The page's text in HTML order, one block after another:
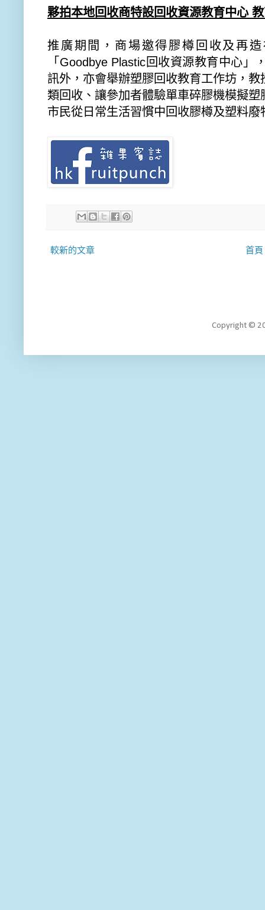
夥拍本地回收商特設回收資源教育中心
推廣期間，商場邀得膠樽回收及再
「Goodbye Plastic回收資源教育中心」
訊外，亦會舉辦塑膠回收教育工作坊， 教
類回收、 讓參加者體驗單車碎膠機模擬塑
市民從日常生活習慣中回收膠樽及塑料廢
較新的文章 首頁
Copyright ©